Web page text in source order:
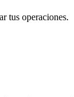
tus operaciones.